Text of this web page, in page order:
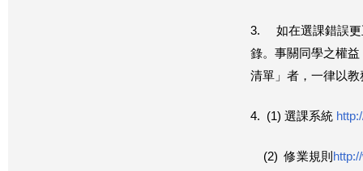
3. 如在選課錯誤更
錄。事關同學之權益
清單」者，一律以
4. (1) 選課系統
(2) 修業規則